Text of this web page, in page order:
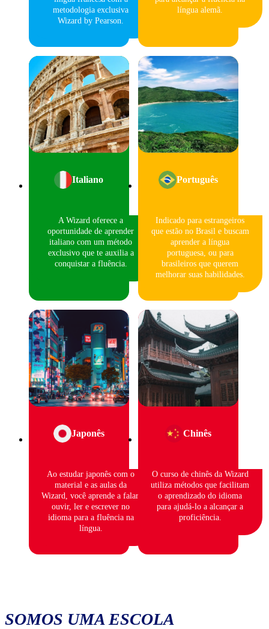
metodologia exclusiva
Wizard by Pearson.
língua alemã.
Italiano
A Wizard oferece a
oportunidade de aprender
italiano com um método
exclusivo que te auxilia a
conquistar a fluência.
Português
Indicado para estrangeiros
que estão no Brasil e buscam
aprender a língua
portuguesa, ou para
brasileiros que querem
melhorar suas habilidades.
Japonês
Ao estudar japonês com o
material e as aulas da
Wizard, você aprende a falar,
ouvir, ler e escrever no
idioma para a fluência na
língua.
Chinês
O curso de chinês da Wizard
utiliza métodos que facilitam
o aprendizado do idioma
para ajudá-lo a alcançar a
proficiência.
SOMOS UMA ESCOLA